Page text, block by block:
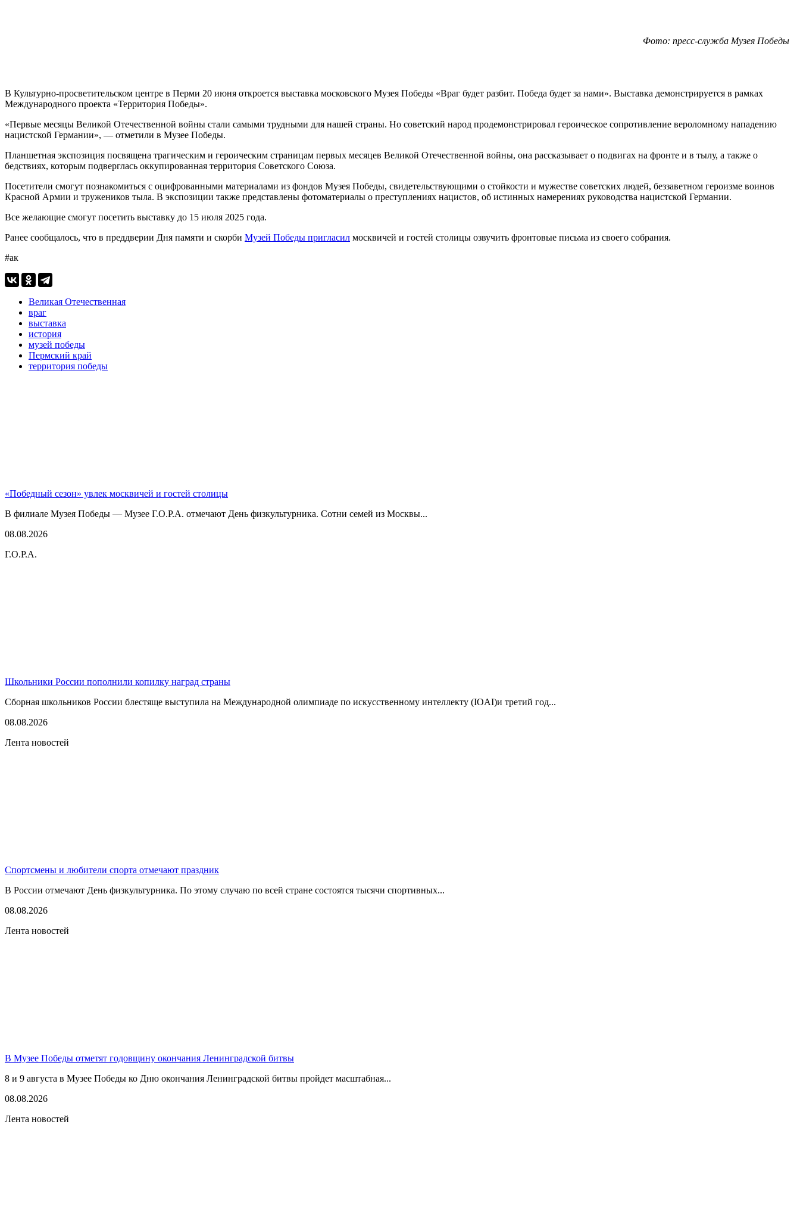
Фото: пресс-служба Музея Победы
В Культурно-просветительском центре в Перми 20 июня откроется выставка московского Музея Победы «Враг будет разбит. Победа будет за нами». Выставка демонстрируется в рамках
Международного проекта «Территория Победы».
«Первые месяцы Великой Отечественной войны стали самыми трудными для нашей страны. Но советский народ продемонстрировал героическое сопротивление вероломному нападению
нацистской Германии», — отметили в Музее Победы.
Планшетная экспозиция посвящена трагическим и героическим страницам первых месяцев Великой Отечественной войны, она рассказывает о подвигах на фронте и в тылу, а также о
бедствиях, которым подверглась оккупированная территория Советского Союза.
Посетители смогут познакомиться с оцифрованными материалами из фондов Музея Победы, свидетельствующими о стойкости и мужестве советских людей, беззаветном героизме воинов
Красной Армии и тружеников тыла. В экспозиции также представлены фотоматериалы о преступлениях нацистов, об истинных намерениях руководства нацистской Германии.
Все желающие смогут посетить выставку до 15 июля 2025 года.
Ранее сообщалось, что в преддверии Дня памяти и скорби Музей Победы пригласил москвичей и гостей столицы озвучить фронтовые письма из своего собрания.
#ак
Великая Отечественная
враг
выставка
история
музей победы
Пермский край
территория победы
«Победный сезон» увлек москвичей и гостей столицы
В филиале Музея Победы — Музее Г.О.Р.А. отмечают День физкультурника. Сотни семей из Москвы...
08.08.2026
Г.О.Р.А.
Школьники России пополнили копилку наград страны
Сборная школьников России блестяще выступила на Международной олимпиаде по искусственному интеллекту (IOAI)и третий год...
08.08.2026
Лента новостей
Спортсмены и любители спорта отмечают праздник
В России отмечают День физкультурника. По этому случаю по всей стране состоятся тысячи спортивных...
08.08.2026
Лента новостей
В Музее Победы отметят годовщину окончания Ленинградской битвы
8 и 9 августа в Музее Победы ко Дню окончания Ленинградской битвы пройдет масштабная...
08.08.2026
Лента новостей